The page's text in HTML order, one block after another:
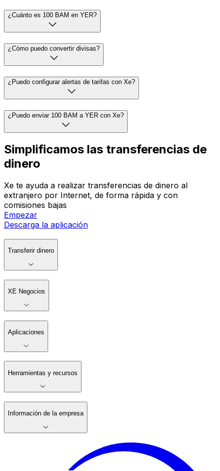
¿Cuánto es 100 BAM en YER?
¿Cómo puedo convertir divisas?
¿Puedo configurar alertas de tarifas con Xe?
¿Puedo enviar 100 BAM a YER con Xe?
Simplificamos las transferencias de
dinero
Xe te ayuda a realizar transferencias de dinero al
extranjero por Internet, de forma rápida y con
comisiones bajas
Empezar
Descarga la aplicación
Transferir dinero
XE Negocios
Aplicaciones
Herramientas y recursos
Información de la empresa